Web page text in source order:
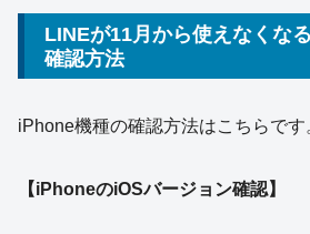
LINEが11月から使えなくな
確認方法
iPhone機種の確認方法はこちらです
【iPhoneのiOSバージョン確認】